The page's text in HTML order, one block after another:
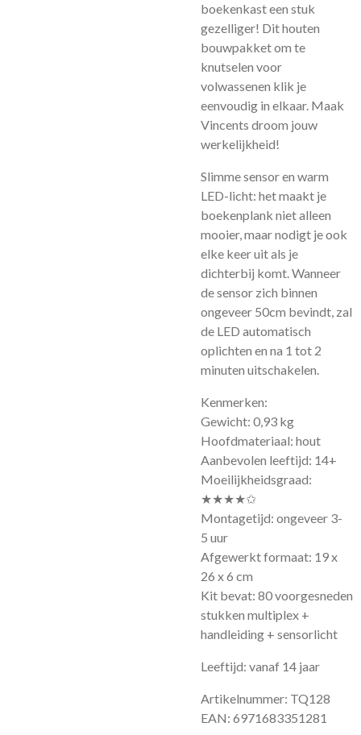
boekenkast een stuk
gezelliger! Dit houten
bouwpakket om te
knutselen voor
volwassenen klik je
eenvoudig in elkaar. Maak
Vincents droom jouw
werkelijkheid!
Slimme sensor en warm
LED-licht: het maakt je
boekenplank niet alleen
mooier, maar nodigt je ook
elke keer uit als je
dichterbij komt. Wanneer
de sensor zich binnen
ongeveer 50cm bevindt, zal
de LED automatisch
oplichten en na 1 tot 2
minuten uitschakelen.
Kenmerken:
Gewicht: 0,93 kg
Hoofdmateriaal: hout
Aanbevolen leeftijd: 14+
Moeilijkheidsgraad:
★★★★✩
Montagetijd: ongeveer 3-
5 uur
Afgewerkt formaat: 19 x
26 x 6 cm
Kit bevat: 80 voorgesneden
stukken multiplex +
handleiding + sensorlicht
Leeftijd: vanaf 14 jaar
Artikelnummer: TQ128
EAN: 6971683351281